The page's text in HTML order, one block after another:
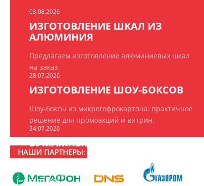
03.08.2026
ИЗГОТОВЛЕНИЕ ШКАЛ ИЗ
АЛЮМИНИЯ
Предлагаем изготовление алюминиевых шкал
на заказ.
28.07.2026
ИЗГОТОВЛЕНИЕ ШОУ-БОКСОВ
Шоу-боксы из микрогофрокартона: практичное
решение для промоакций и витрин.
24.07.2026
БУМАЖНЫЕ ПАКЕТЫ НА ЗАКАЗ
ООО «РПК «БрендПринт» изготавливает
эксклюзивные брендированные пакеты.
20.07.2026
НАШИ ПАРТНЕРЫ: